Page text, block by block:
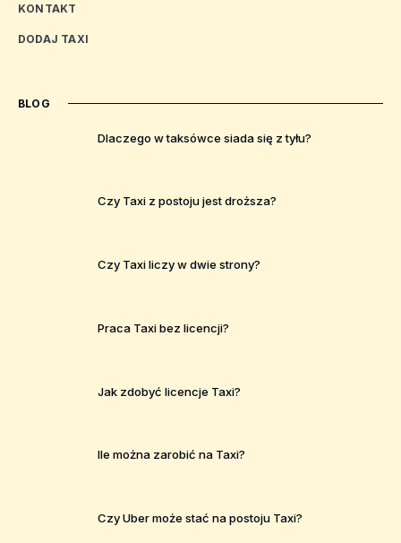
KONTAKT
DODAJ TAXI
BLOG
Dlaczego w taksówce siada się z tyłu?
Czy Taxi z postoju jest droższa?
Czy Taxi liczy w dwie strony?
Praca Taxi bez licencji?
Jak zdobyć licencje Taxi?
Ile można zarobić na Taxi?
Czy Uber może stać na postoju Taxi?